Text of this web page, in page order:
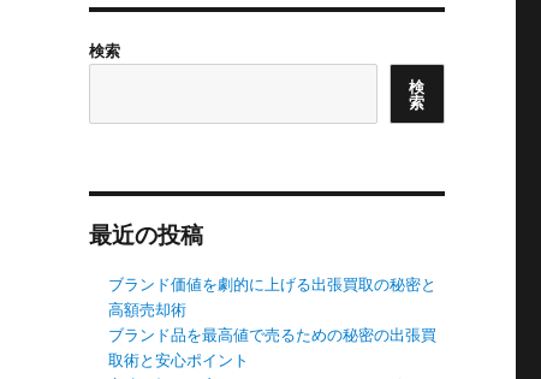
検索
検
索
最近の投稿
ブランド価値を劇的に上げる出張買取の秘密と
高額売却術
ブランド品を最高値で売るための秘密の出張買
取術と安心ポイント